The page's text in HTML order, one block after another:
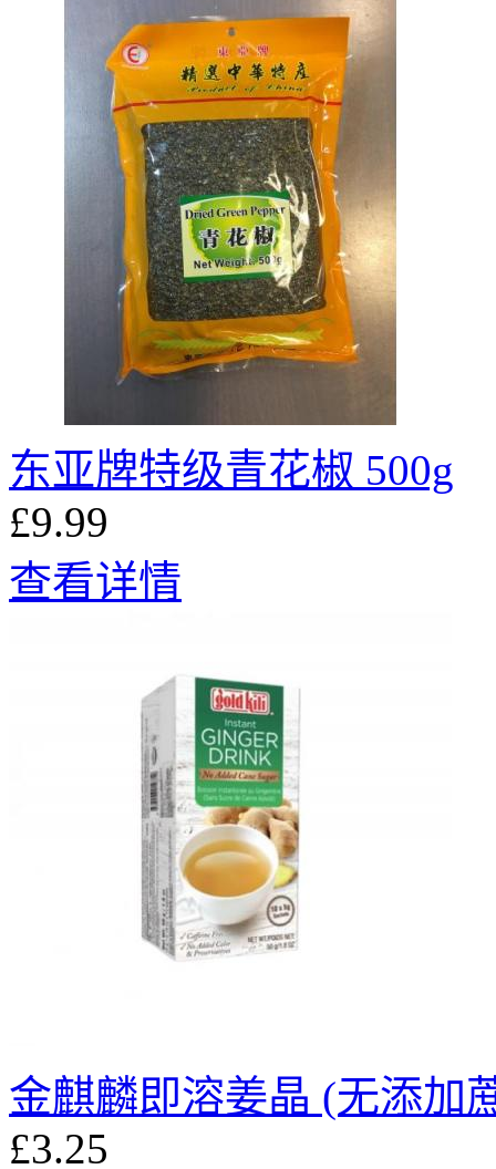
东亚牌特级青花椒 500g
£9.99
查看详情
金麒麟即溶姜晶 (无添加
£3.25